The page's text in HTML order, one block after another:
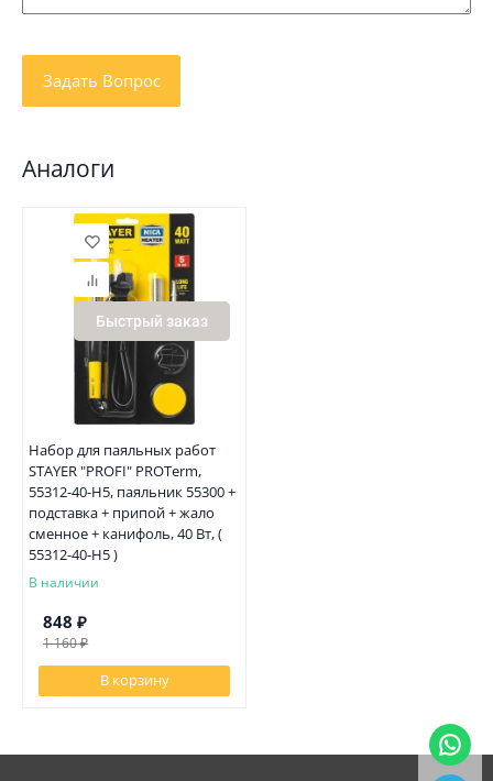
Аналоги
Быстрый заказ
Набор для паяльных работ
STAYER "PROFI" PROTerm,
55312-40-H5, паяльник 55300 +
подставка + припой + жало
сменное + канифоль, 40 Вт, (
55312-40-H5 )
В наличии
848 ₽
1 160₽
В корзину